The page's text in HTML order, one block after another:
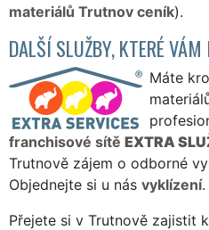
materiálů Trutnov ceník).
DALŠÍ SLUŽBY, KTERÉ
Máte
franchisové sítě EXTRA
Trutnově zájem o odborné
Objednejte si u nás vyklízení.
Přejete si v Trutnově zajistit